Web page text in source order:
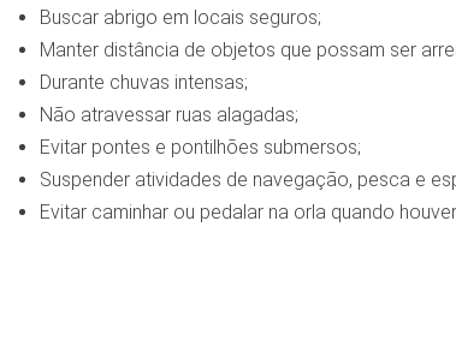
Buscar abrigo em locais seguros;
Manter distância de objetos que possam ser
Durante chuvas intensas;
Não atravessar ruas alagadas;
Evitar pontes e pontilhões submersos;
Suspender atividades de navegação, pesca e
Evitar caminhar ou pedalar na orla quando